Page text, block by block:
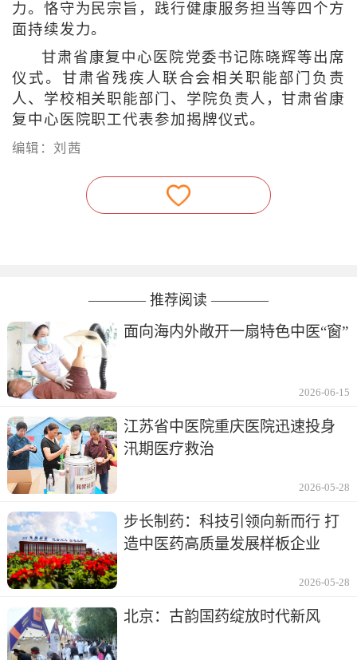
力。恪守为民宗旨，践行健康服务担当等四个方
面持续发力。
甘肃省康复中心医院党委书记陈晓辉等出席
仪式。甘肃省残疾人联合会相关职能部门负责
人、学校相关职能部门、学院负责人，甘肃省康
复中心医院职工代表参加揭牌仪式。
编辑：刘茜
———— 推荐阅读 ————
面向海内外敞开一扇特色中医“窗”
2026-06-15
江苏省中医院重庆医院迅速投身
汛期医疗救治
2026-05-28
步长制药：科技引领向新而行 打
造中医药高质量发展样板企业
2026-05-28
北京：古韵国药绽放时代新风